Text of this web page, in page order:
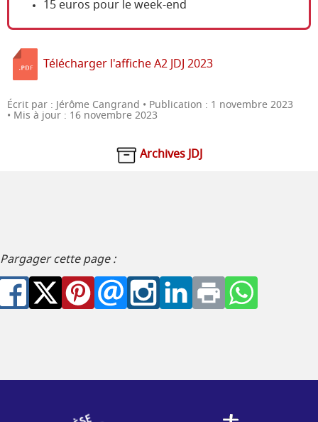
15 euros pour le week-end
Télécharger l'affiche A2 JDJ 2023
Écrit par : Jérôme Cangrand
Publication : 1 novembre 2023
Mis à jour : 16 novembre 2023
Archives JDJ
Pargager cette page :